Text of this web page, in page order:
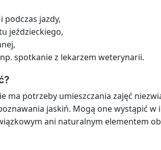
podczas jazdy,
jeździeckiego,
spotkanie z lekarzem weterynarii.
ma potrzeby umieszczania zajęć
jaskiń. Mogą one wystąpić
ani naturalnym elementem